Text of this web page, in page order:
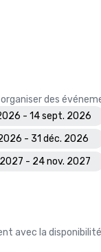
des
- 14 sept. 2026
- 31 déc. 2026
- 24 nov. 2027
avec la